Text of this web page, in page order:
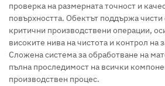
проверка на размерната точност и
повърхността. Обектът поддържа чисти
критични производствени операции,
високите нива на чистота и контрол на
Сложена система за обработване на
пълна проследимост на всички
производствен процес.